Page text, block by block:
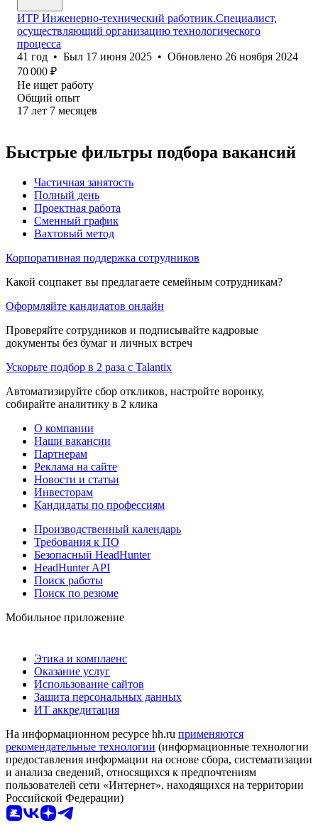
ИТР Инженерно-технический работник.Специалист,
осуществляющий организацию технологического
процесса
41 год • Был 17 июня 2025 • Обновлено 26 ноября 2024
70 000 ₽
Не ищет работу
Общий опыт
17 лет 7 месяцев
Быстрые фильтры подбора вакансий
Частичная занятость
Полный день
Проектная работа
Сменный график
Вахтовый метод
Корпоративная поддержка сотрудников
Какой соцпакет вы предлагаете семейным сотрудникам?
Оформляйте кандидатов онлайн
Проверяйте сотрудников и подписывайте кадровые
документы без бумаг и личных встреч
Ускорьте подбор в 2 раза с Talantix
Автоматизируйте сбор откликов, настройте воронку,
собирайте аналитику в 2 клика
О компании
Наши вакансии
Партнерам
Реклама на сайте
Новости и статьи
Инвесторам
Кандидаты по профессиям
Производственный календарь
Требования к ПО
Безопасный HeadHunter
HeadHunter API
Поиск работы
Поиск по резюме
Мобильное приложение
Этика и комплаенс
Оказание услуг
Использование сайтов
Защита персональных данных
ИТ аккредитация
На информационном ресурсе hh.ru применяются
рекомендательные технологии (информационные технологии
предоставления информации на основе сбора, систематизации
и анализа сведений, относящихся к предпочтениям
пользователей сети «Интернет», находящихся на территории
Российской Федерации)